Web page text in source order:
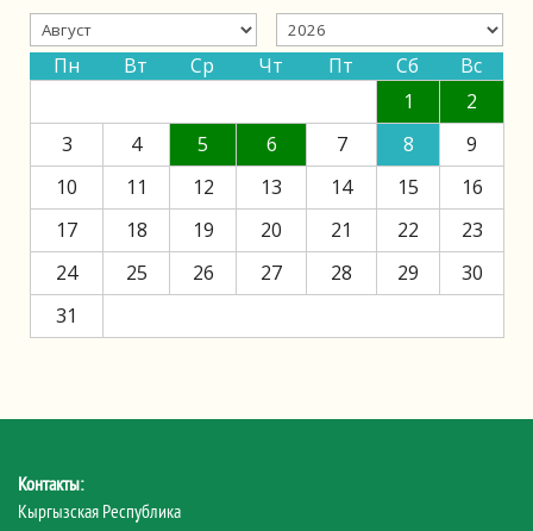
Пн Вт Ср Чт Пт Сб
Вс
1
2
3
4 5 6 7 8
9
10
11 12 13 14 15
16
17
18 19 20 21 22
23
24
25 26 27 28 29
30
31
Контакты:
Кыргызская Республика